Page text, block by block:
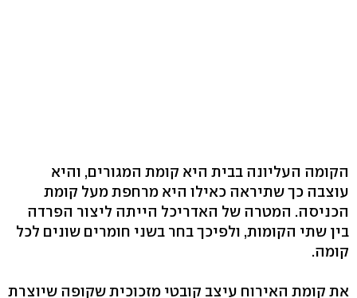
הקומה העליונה בבית היא קומת המגורים, והיא
עוצבה כך שתיראה כאילו היא מרחפת מעל קומת
הכניסה. המטרה של האדריכל הייתה ליצור הפרדה
בין שתי הקומות, ולפיכך בחר בשני חומרים שונים לכל
קומה.
את קומת האירוח עיצב קובטי מזכוכית שקופה שיוצרת